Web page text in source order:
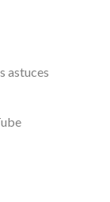
astuces